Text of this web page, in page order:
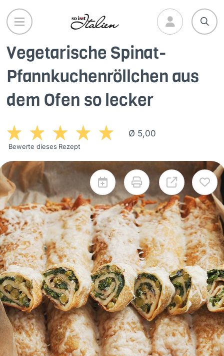
Direkt
zum
Inhalt
Vegetarische Spinat-
Pfannkuchenröllchen aus
dem Ofen so lecker
Ø 5,00
Bewerte dieses Rezept